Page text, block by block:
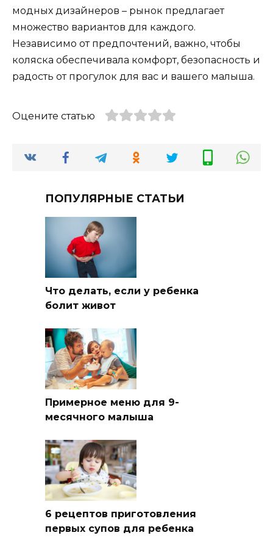
модных дизайнеров – рынок предлагает
множество вариантов для каждого.
Независимо от предпочтений, важно, чтобы
коляска обеспечивала комфорт, безопасность и
радость от прогулок для вас и вашего малыша.
Оцените статью
ПОПУЛЯРНЫЕ СТАТЬИ
Что делать, если у ребенка
болит живот
Примерное меню для 9-
месячного малыша
6 рецептов приготовления
первых супов для ребенка